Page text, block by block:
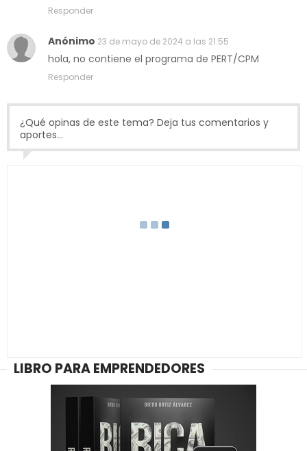
Responder
Anónimo 23 de mayo de 2024 a las 21:55
hola, no contiene el programa de PERT/CPM
Responder
¿Qué opinas de este tema? Deja tus comentarios y
aportes...
LIBRO PARA EMPRENDEDORES